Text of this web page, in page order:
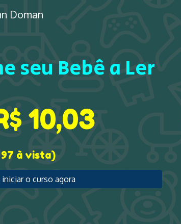
Doman
seu Bebê a Ler
10,03
97 à vista)
o curso agora